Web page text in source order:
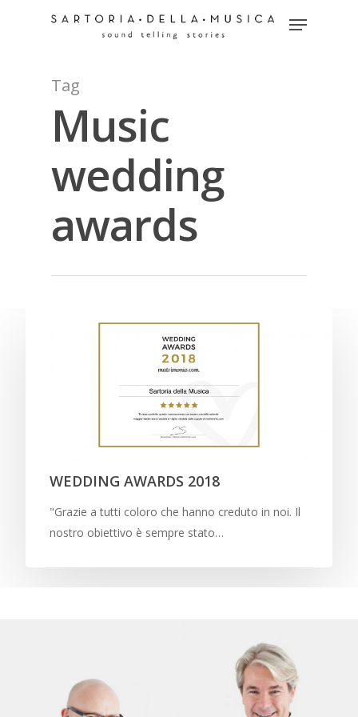
Hit enter to search or ESC to close
Tag
Music
wedding
awards
WEDDING AWARDS 2018
"Grazie a tutti coloro che hanno creduto in noi. Il
nostro obiettivo è sempre stato…